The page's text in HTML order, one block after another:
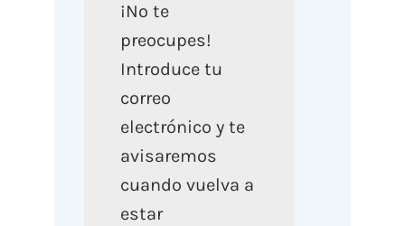
¡No te
preocupes!
Introduce tu
correo
electrónico y te
avisaremos
cuando vuelva a
estar